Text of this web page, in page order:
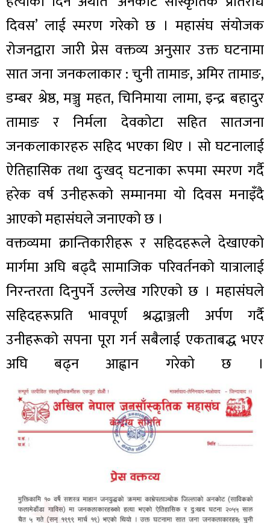
दिवस’ लाई स्मरण गरेको छ । महासंघ संयोजक
रोजनद्वारा जारी प्रेस वक्तव्य अनुसार उक्त घटनामा
सात जना जनकलाकार : चुनी तामाङ, अमिर तामाङ,
डम्बर श्रेष्ठ, मञ्जु महत, चिनिमाया लामा, इन्द्र बहादुर
तामाङ र निर्मला देवकोटा सहित सातजना
जनकलाकारहरु सहिद भएका थिए । सो घटनालाई
ऐतिहासिक तथा दुःखद् घटनाका रूपमा स्मरण गर्दै
हरेक वर्ष उनीहरूको सम्मानमा यो दिवस मनाइँदै
आएको महासंघले जनाएको छ ।
वक्तव्यमा क्रान्तिकारीहरू र सहिदहरूले देखाएको
मार्गमा अघि बढ्दै सामाजिक परिवर्तनको यात्रालाई
निरन्तरता दिनुपर्ने उल्लेख गरिएको छ । महासंघले
सहिदहरूप्रति भावपूर्ण श्रद्धाञ्जली अर्पण गर्दै
उनीहरूको सपना पूरा गर्न सबैलाई एकताबद्ध भएर
अघि बढ्न आह्वान गरेको छ ।